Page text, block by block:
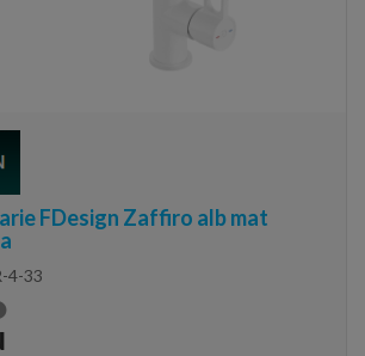
FDesign Zaffiro alb mat
4-33